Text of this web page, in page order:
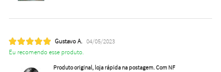
Gustavo A. 04/05/2023
Eu recomendo esse produto.
Produto original, loja rápida na postagem. Com NF